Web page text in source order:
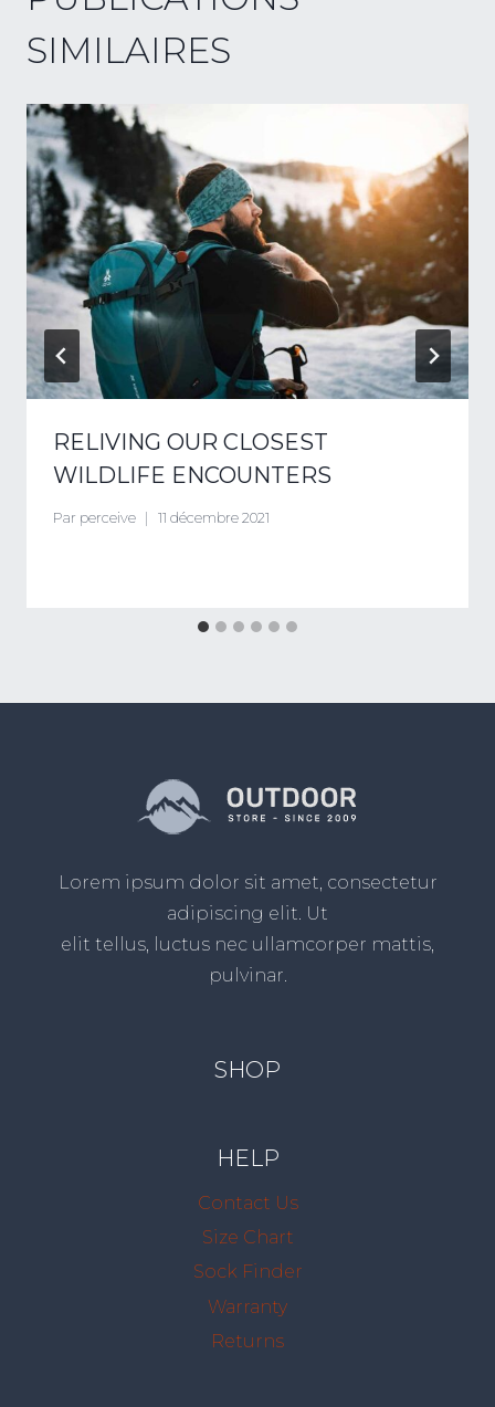
SIMILAIRES
RELIVING OUR CLOSEST
WILDLIFE ENCOUNTERS
Par perceive 11 décembre 2021
Lorem ipsum dolor sit amet, consectetur
adipiscing elit. Ut
elit tellus, luctus nec ullamcorper mattis,
pulvinar.
SHOP
HELP
Contact Us
Size Chart
Sock Finder
Warranty
Returns